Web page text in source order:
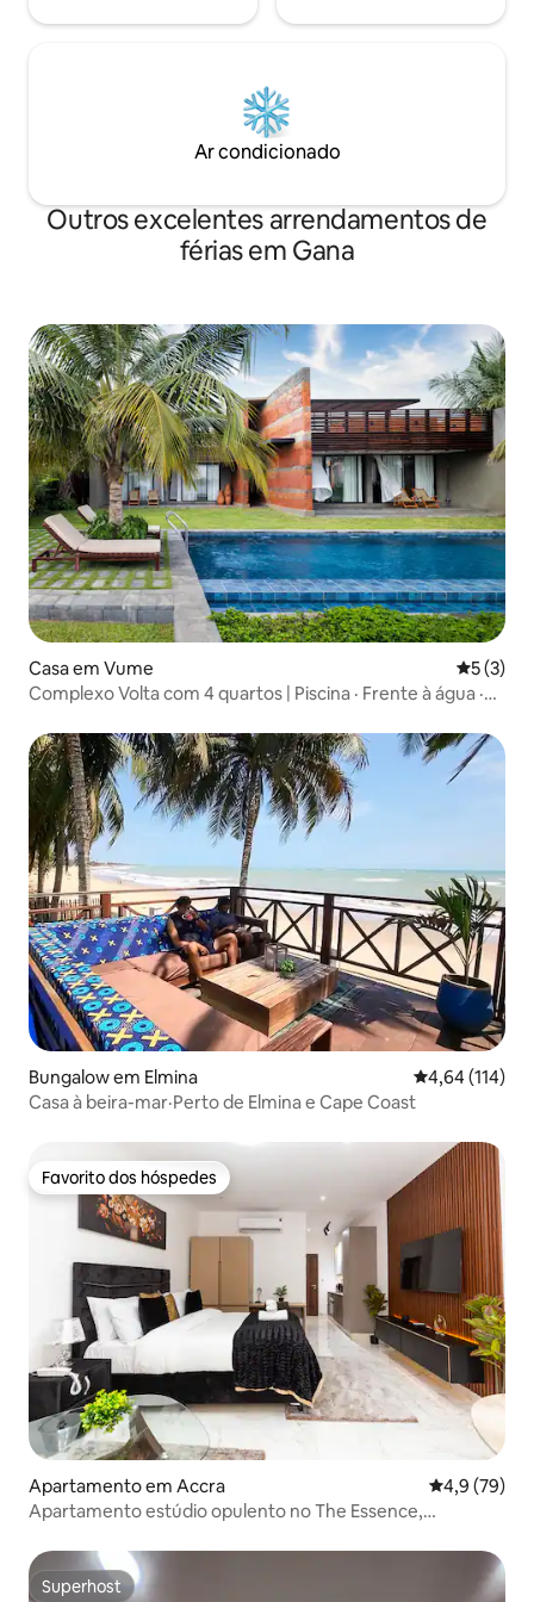
Ar condicionado
Outros excelentes arrendamentos de
férias em Gana
Casa em Vume
5 (3)
Complexo Volta com 4 quartos | Piscina · Frente à água ·
Bungalow em Elmina Classificação
4,64 (114)
Casa à beira-mar·Perto de Elmina e Cape Coast
Favorito dos hóspedes
Favorito dos hóspedes
Apartamento em Accra
4,9 (79)
Apartamento estúdio opulento no The Essence,
Superhost
Superhost